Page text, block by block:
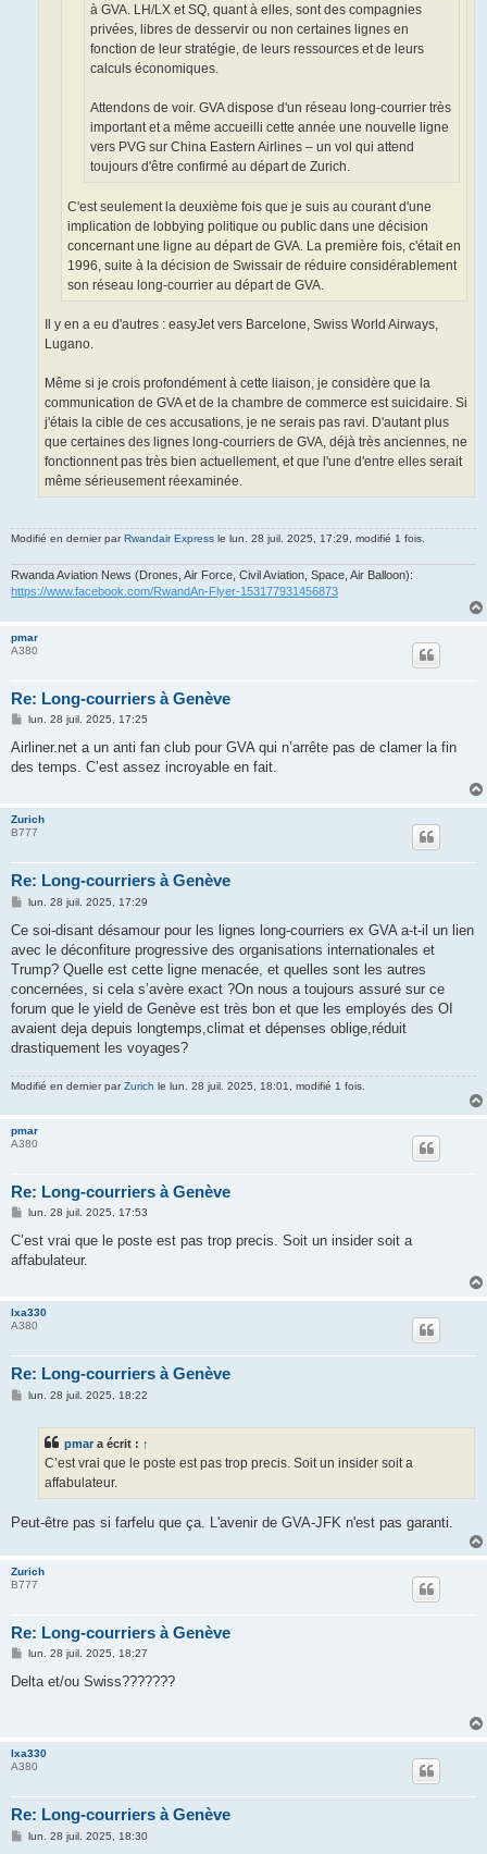
à GVA. LH/LX et SQ, quant à elles, sont des compagnies
privées, libres de desservir ou non certaines lignes en
fonction de leur stratégie, de leurs ressources et de leurs
calculs économiques.
Attendons de voir. GVA dispose d'un réseau long-courrier très
important et a même accueilli cette année une nouvelle ligne
vers PVG sur China Eastern Airlines – un vol qui attend
toujours d'être confirmé au départ de Zurich.
C'est seulement la deuxième fois que je suis au courant d'une
implication de lobbying politique ou public dans une décision
concernant une ligne au départ de GVA. La première fois, c'était en
1996, suite à la décision de Swissair de réduire considérablement
son réseau long-courrier au départ de GVA.
Il y en a eu d'autres : easyJet vers Barcelone, Swiss World Airways,
Lugano.
Même si je crois profondément à cette liaison, je considère que la
communication de GVA et de la chambre de commerce est suicidaire. Si
j'étais la cible de ces accusations, je ne serais pas ravi. D'autant plus
que certaines des lignes long-courriers de GVA, déjà très anciennes, ne
fonctionnent pas très bien actuellement, et que l'une d'entre elles serait
même sérieusement réexaminée.
Modifié en dernier parRwandair Express le lun. 28 juil. 2025, 17:29, modifié 1 fois.
Rwanda Aviation News (Drones, Air Force, Civil Aviation, Space, Air Balloon):
https://www.facebook.com/RwandAn-Flyer-153177931456873
pmar
A380
Re: Long-courriers à Genève
M
s
a
lun. 28 juil. 2025, 17:25
Airliner.net a un anti fan club pour GVA qui n’arrête pas de clamer la fin
des temps. C’est assez incroyable en fait.
Zurich
B777
Re: Long-courriers à Genève
M
s
a
g
lun. 28 juil. 2025, 17:29
Ce soi-disant désamour pour les lignes long-courriers ex GVA a-t-il un lien
avec le déconfiture progressive des organisations internationales et
Trump? Quelle est cette ligne menacée, et quelles sont les autres
concernées, si cela s’avère exact ?On nous a toujours assuré sur ce
forum que le yield de Genève est très bon et que les employés des OI
avaient deja depuis longtemps,climat et dépenses oblige,réduit
drastiquement les voyages?
Modifié en dernier parZurich le lun. 28 juil. 2025, 18:01, modifié 1 fois.
pmar
A380
Re: Long-courriers à Genève
M
s
a
lun. 28 juil. 2025, 17:53
C’est vrai que le poste est pas trop precis. Soit un insider soit a
affabulateur.
lxa330
A380
Re: Long-courriers à Genève
Mlun. 28 juil. 2025, 18:22
pmar a écrit : ↑
C’est vrai que le poste est pas trop precis. Soit un insider soit a
affabulateur.
Peut-être pas si farfelu que ça. L'avenir de GVA-JFK n'est pas garanti.
Zurich
B777
Re: Long-courriers à Genève
M
s
lun. 28 juil. 2025, 18:27
Delta et/ou Swiss???????
lxa330
A380
Re: Long-courriers à Genève
Mlun. 28 juil. 2025, 18:30